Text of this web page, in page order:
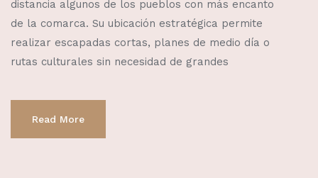
distancia algunos de los pueblos con más encanto
de la comarca. Su ubicación estratégica permite
realizar escapadas cortas, planes de medio día o
rutas culturales sin necesidad de grandes
Read More